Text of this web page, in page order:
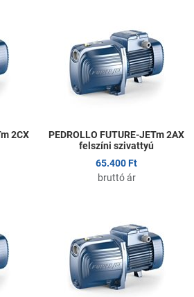
Összehasonlítom
Gyors nézet
2CX
PEDROLLO FUTURE-JETm 2AX
felszíni szivattyú
65.400 Ft
bruttó ár
Összehasonlítom
Gyors nézet